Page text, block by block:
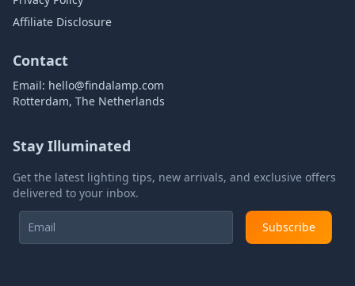
Affiliate Disclosure
Contact
Email: hello@findalamp.com
Rotterdam, The Netherlands
Stay Illuminated
Get the latest lighting tips, new arrivals, and exclusive offers
delivered to your inbox.
Subscribe